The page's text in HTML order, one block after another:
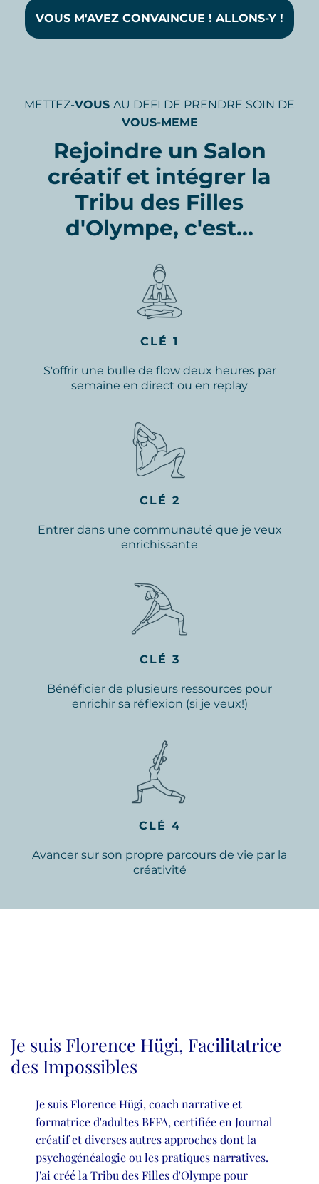
VOUS M'AVEZ CONVAINCUE ! ALLONS-Y !
METTEZ-VOUS AU DEFI DE PRENDRE SOIN DE
VOUS-MEME
Rejoindre un Salon
créatif et intégrer la
Tribu des Filles
d'Olympe, c'est...
CLÉ 1
S'offrir une bulle de flow deux heures par
semaine en direct ou en replay
CLÉ 2
Entrer dans une communauté que je veux
enrichissante
CLÉ 3
Bénéficier de plusieurs ressources pour
enrichir sa réflexion (si je veux!)
CLÉ 4
Avancer sur son propre parcours de vie par la
créativité
Je suis Florence Hügi, Facilitatrice
des Impossibles
Je suis Florence Hügi, coach narrative et
formatrice d'adultes BFFA, certifiée en Journal
créatif et diverses autres approches dont la
psychogénéalogie ou les pratiques narratives.
J'ai créé la Tribu des Filles d'Olympe pour